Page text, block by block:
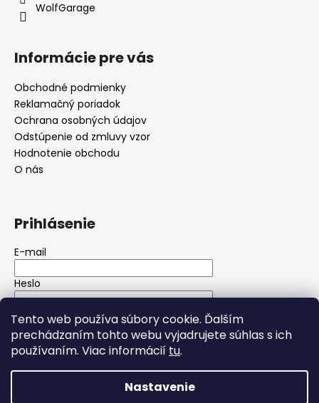
Tento web používa súbory cookie. Ďalším
prechádzaním tohto webu vyjadrujete súhlas s ich
používaním. Viac informácií tu.
Nastavenie
WolfGarage
Informácie pre vás
Obchodné podmienky
Reklamačný poriadok
Ochrana osobných údajov
Odstúpenie od zmluvy vzor
Hodnotenie obchodu
O nás
Prihlásenie
E-mail
Heslo
PRIHLÁSIŤ SA
Nová registráciaZabudnuté heslo